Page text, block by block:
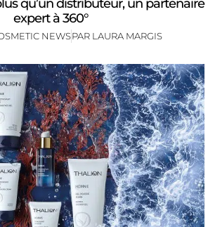
qu’un distributeur, un partenaire
expert à 360°
NEWSPAR LAURA MARGIS